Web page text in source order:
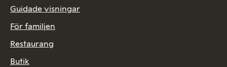
Guidade visningar
För familjen
Restaurang
Butik